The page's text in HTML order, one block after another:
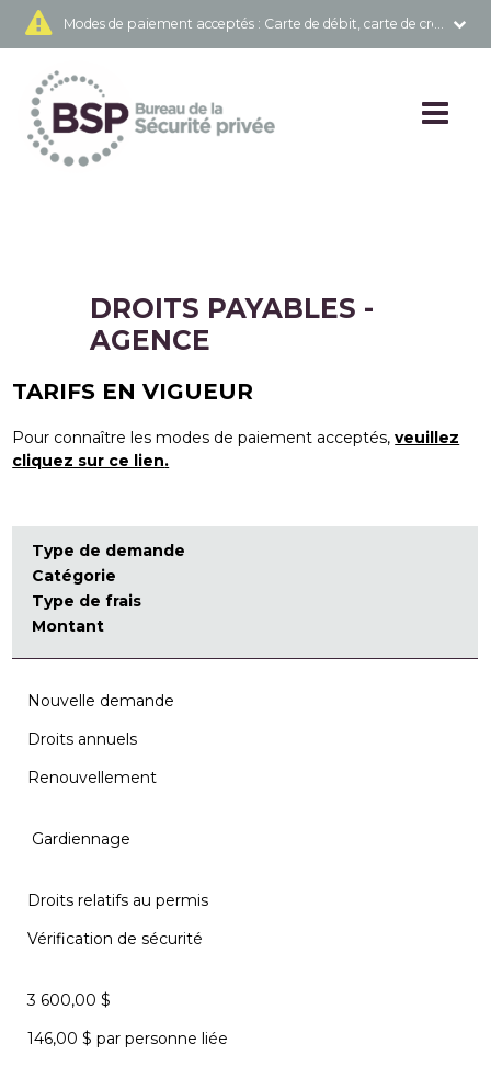
Modes de paiement acceptés : Carte de débit, carte de crédit
DROITS PAYABLES -
AGENCE
TARIFS EN VIGUEUR
Pour connaître les modes de paiement acceptés,veuillez
cliquez sur ce lien.
Type de demande
Catégorie
Type de frais
Montant
Nouvelle demande
Droits annuels
Renouvellement
Gardiennage
Droits relatifs au permis
Vérification de sécurité
3 600,00 $
146,00 $ par personne liée